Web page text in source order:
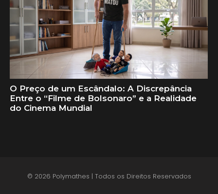
O Preço de um Escândalo: A Discrepância
Entre o “Filme de Bolsonaro” e a Realidade
do Cinema Mundial
© 2026 Polymathes | Todos os Direitos Reservados